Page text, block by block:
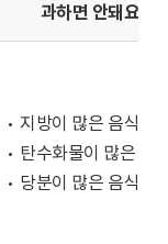
과하면 안돼요
지방이 많은 음식
탄수화물이 많은 음
당분이 많은 음식